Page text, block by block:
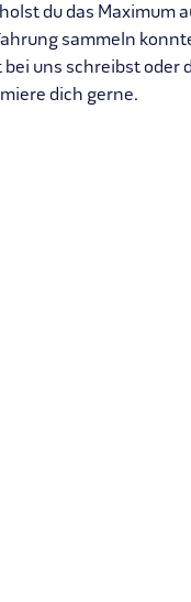
du das Maximum
sammeln
bei uns schreibst
dich gerne.